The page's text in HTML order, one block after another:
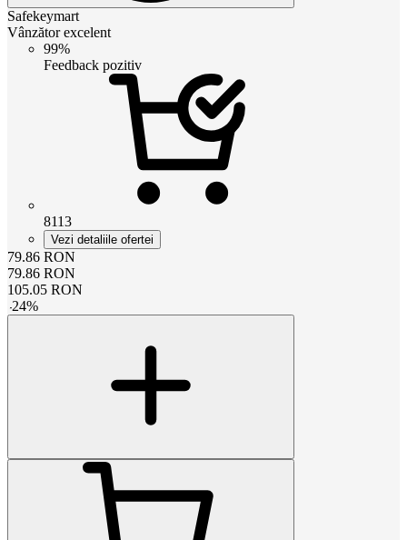
Safekeymart
Vânzător excelent
99%
Feedback pozitiv
8113
Vezi detaliile ofertei
79.86 RON
79.86 RON
105.05 RON
-24%